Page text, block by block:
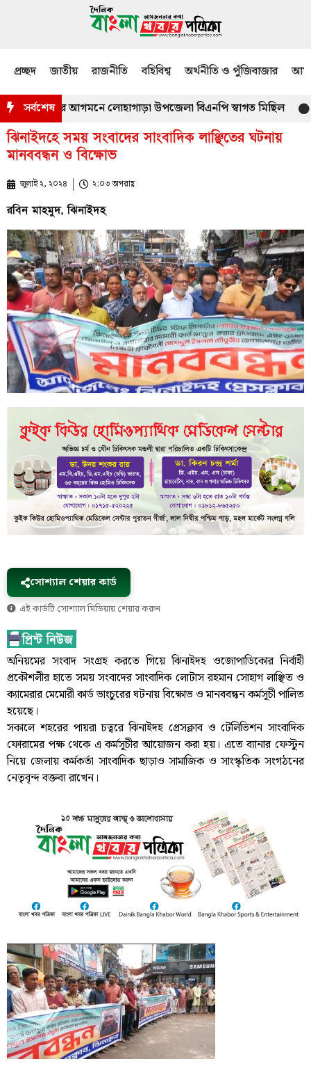
প্রচ্ছদ জাতীয় রাজনীতি বহিবিশ্ব অর্থনীতি ও পুঁজিবাজার
সর্বশেষ
এমপির আগমনে লোহাগাড়া উপজেলা বিএনপি স্বাগত মিছিল
ঝিনাইদহে সময় সংবাদের সাংবাদিক লাঞ্ছিতের ঘটনায়
মানববন্ধন ও বিক্ষোভ
জুলাই ২, ২০২৪ ২:০৩ অপরাহ্ণ
রবিন মাহমুদ, ঝিনাইদহ
সোশ্যাল শেয়ার কার্ড
এই কার্ডটি সোশ্যাল মিডিয়ায় শেয়ার করুন
অনিয়মের সংবাদ সংগ্রহ করতে গিয়ে ঝিনাইদহ ওজোপাডিকোর নির্বাহী
প্রকৌশলীর হাতে সময় সংবাদের সাংবাদিক লোটাস রহমান সোহাগ লাঞ্ছিত ও
ক্যামেরার মেমোরী কার্ড ভাংচুরের ঘটনায় বিক্ষোভ ও মানববন্ধন কর্মসূচী পালিত
হয়েছে।
সকালে শহরের পায়রা চত্বরে ঝিনাইদহ প্রেসক্লাব ও টেলিভিশন সাংবাদিক
ফোরামের পক্ষ থেকে এ কর্মসূচীর আয়োজন করা হয়। এতে ব্যানার ফেস্টুন
নিয়ে জেলায় কর্মকর্তা সাংবাদিক ছাড়াও সামাজিক ও সাংস্কৃতিক সংগঠনের
নেতৃবৃন্দ বক্তব্য রাখেন।